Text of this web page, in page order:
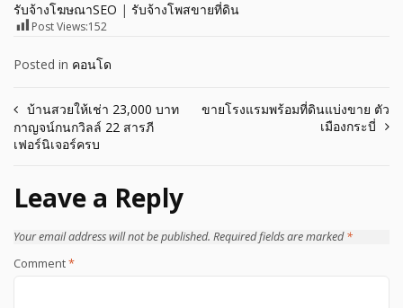
รับจ้างโฆษณาSEO | รับจ้างโพสขายที่ดิน
Post Views:152
Posted in คอนโด
Post
navigation
บ้านสวยให้เช่า 23,000 บาท
กาญจน์กนกวิลล์ 22 สารภี
เฟอร์นิเจอร์ครบ
ขายโรงแรมพร้อมที่ดินแบ่งขาย ตัว
เมืองกระบี่
Leave a Reply
Your email address will not be published. Required fields are marked*
Comment*